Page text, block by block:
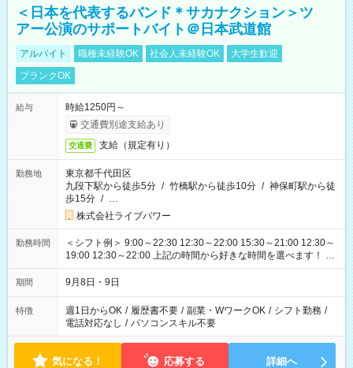
＜日本を代表するバンド＊サカナクション＞ツ
アー公演のサポートバイト＠日本武道館
アルバイト 職種未経験OK 社会人未経験OK
大学生歓迎
ブランクOK
給与
時給1250円～
交通費別途支給あり
交通費 支給（規定有り）
勤務地
東京都千代田区
九段下駅から徒歩5分 / 竹橋駅から徒歩10分 / 神保町駅から徒
歩15分 / …
株式会社ライブパワー
勤務時間
＜シフト例＞ 9:00～22:30 12:30～22:00 15:30～21:00 12:30～
19:00 12:30～22:00 上記の時間から好きな時間を選べます！ ※
時間は変更となる可能性があります
期間 9月8日・9日
特徴 週1日からOK / 履歴書不要 / 副業・WワークOK / シフト勤務 /
電話対応なし / パソコンスキル不要
気になる！ 応募する 詳細へ